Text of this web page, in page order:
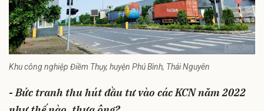
Khu công nghiệp Điềm Thụy, huyện Phú Bình, Thái Nguyên
- Bức tranh thu hút đầu tư vào các KCN năm 2022